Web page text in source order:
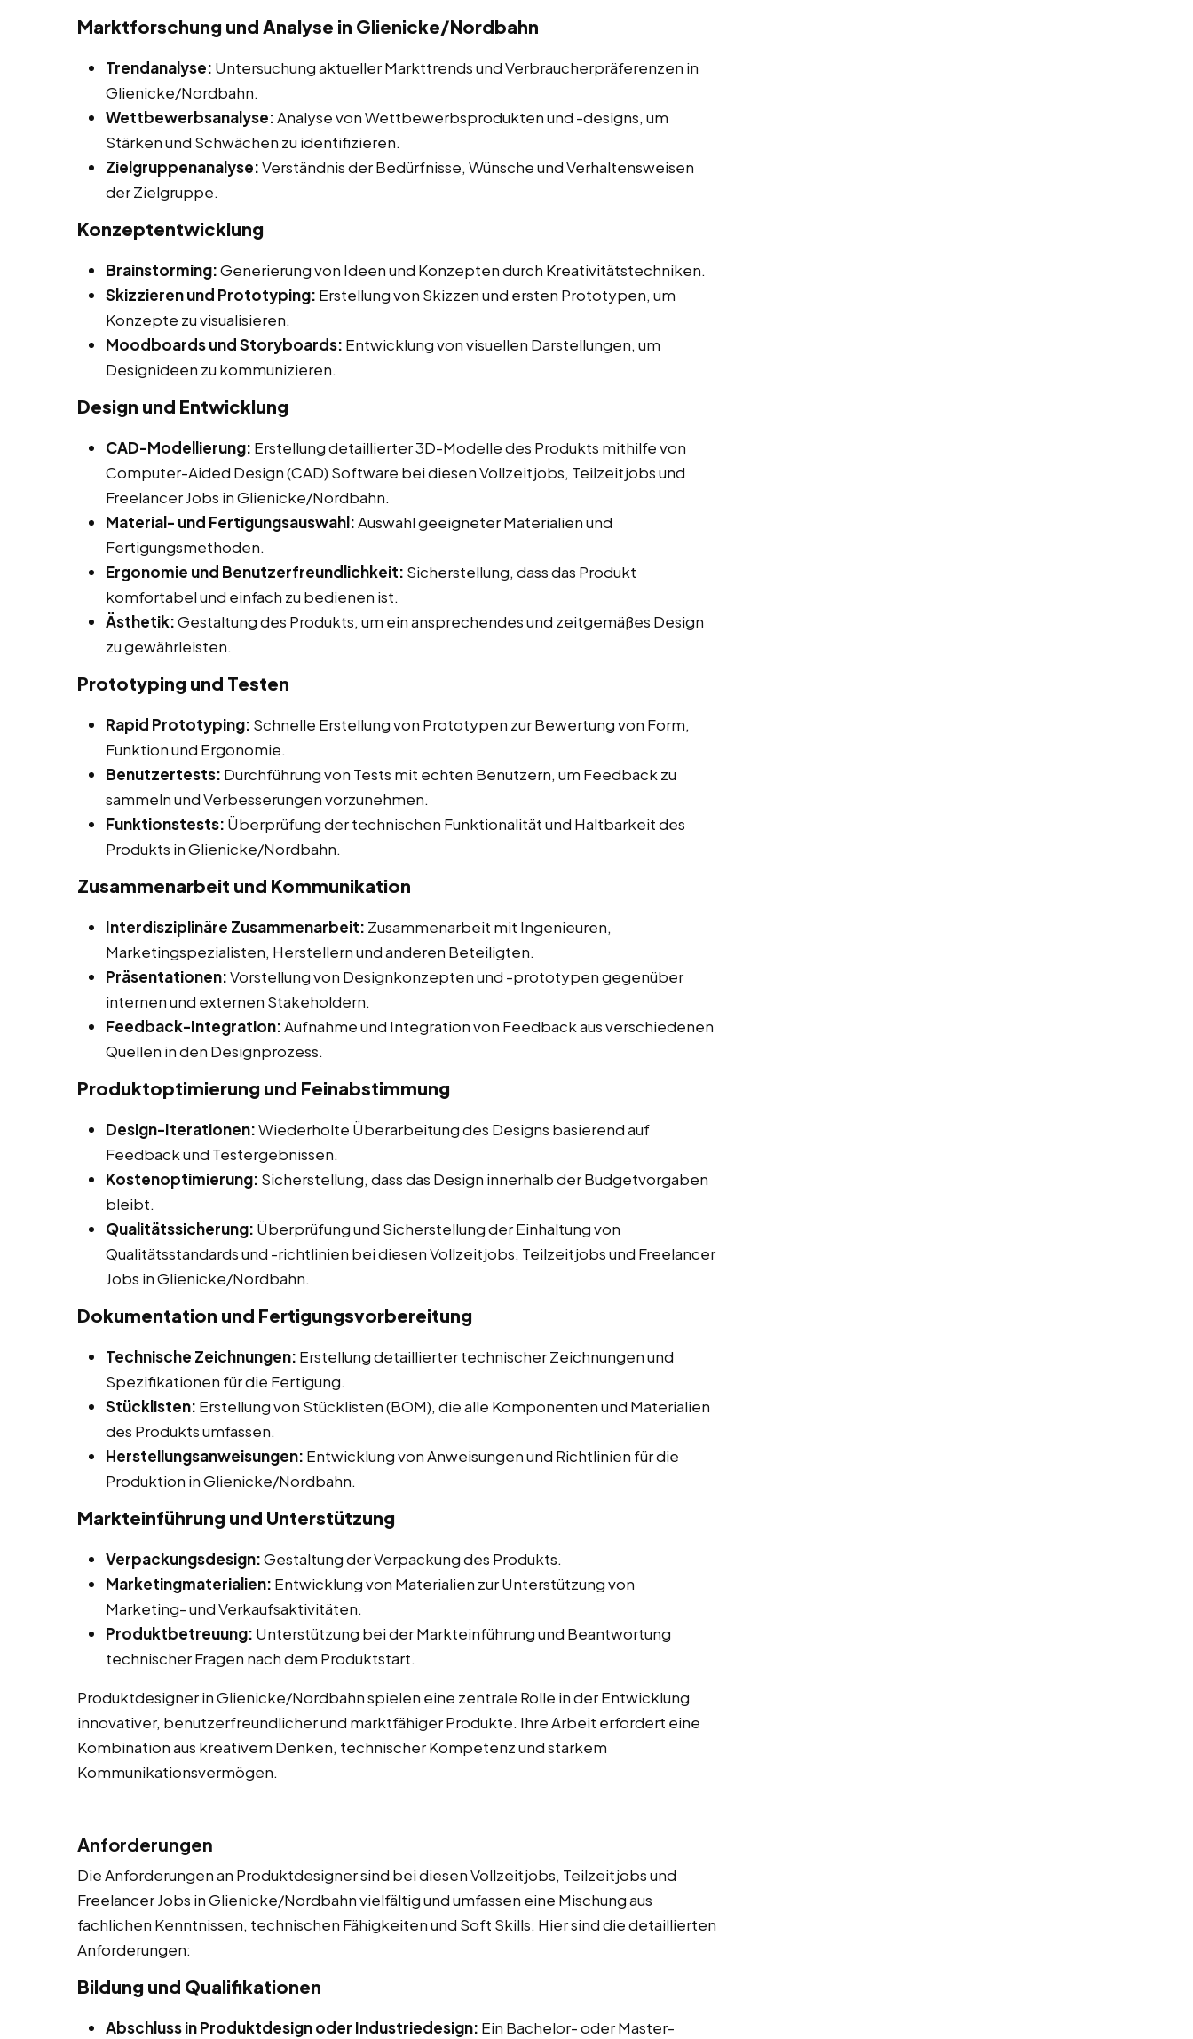
Marktforschung und Analyse in Glienicke/Nordbahn
Trendanalyse: Untersuchung aktueller Markttrends und Verbraucherpräferenzen in
Glienicke/Nordbahn.
Wettbewerbsanalyse:Analyse von Wettbewerbsprodukten und -designs, um
Stärken und Schwächen zu identifizieren.
Zielgruppenanalyse:Verständnis der Bedürfnisse, Wünsche und Verhaltensweisen
der Zielgruppe.
Konzeptentwicklung
Brainstorming:Generierung von Ideen und Konzepten durch Kreativitätstechniken.
Skizzieren und Prototyping: Erstellung von Skizzen und ersten Prototypen, um
Konzepte zu visualisieren.
Moodboards und Storyboards: Entwicklung von visuellen Darstellungen, um
Designideen zu kommunizieren.
Design und Entwicklung
CAD-Modellierung: Erstellung detaillierter 3D-Modelle des Produkts mithilfe von
Computer-Aided Design (CAD) Software bei diesen Vollzeitjobs, Teilzeitjobs und
Freelancer Jobs in Glienicke/Nordbahn.
Material- und Fertigungsauswahl:Auswahl geeigneter Materialien und
Fertigungsmethoden.
Ergonomie und Benutzerfreundlichkeit: Sicherstellung, dass das Produkt
komfortabel und einfach zu bedienen ist.
Ästhetik:Gestaltung des Produkts, um ein ansprechendes und zeitgemäßes Design
zu gewährleisten.
Prototyping und Testen
Rapid Prototyping: Schnelle Erstellung von Prototypen zur Bewertung von Form,
Funktion und Ergonomie.
Benutzertests: Durchführung von Tests mit echten Benutzern, um Feedback zu
sammeln und Verbesserungen vorzunehmen.
Funktionstests: Überprüfung der technischen Funktionalität und Haltbarkeit des
Produkts in Glienicke/Nordbahn.
Zusammenarbeit und Kommunikation
Interdisziplinäre Zusammenarbeit: Zusammenarbeit mit Ingenieuren,
Marketingspezialisten, Herstellern und anderen Beteiligten.
Präsentationen:Vorstellung von Designkonzepten und -prototypen gegenüber
internen und externen Stakeholdern.
Feedback-Integration:Aufnahme und Integration von Feedback aus verschiedenen
Quellen in den Designprozess.
Produktoptimierung und Feinabstimmung
Design-Iterationen:Wiederholte Überarbeitung des Designs basierend auf
Feedback und Testergebnissen.
Kostenoptimierung: Sicherstellung, dass das Design innerhalb der Budgetvorgaben
bleibt.
Qualitätssicherung: Überprüfung und Sicherstellung der Einhaltung von
Qualitätsstandards und -richtlinien bei diesen Vollzeitjobs, Teilzeitjobs und Freelancer
Jobs in Glienicke/Nordbahn.
Dokumentation und Fertigungsvorbereitung
Technische Zeichnungen: Erstellung detaillierter technischer Zeichnungen und
Spezifikationen für die Fertigung.
Stücklisten: Erstellung von Stücklisten (BOM), die alle Komponenten und Materialien
des Produkts umfassen.
Herstellungsanweisungen: Entwicklung von Anweisungen und Richtlinien für die
Produktion in Glienicke/Nordbahn.
Markteinführung und Unterstützung
Verpackungsdesign:Gestaltung der Verpackung des Produkts.
Marketingmaterialien: Entwicklung von Materialien zur Unterstützung von
Marketing- und Verkaufsaktivitäten.
Produktbetreuung: Unterstützung bei der Markteinführung und Beantwortung
technischer Fragen nach dem Produktstart.
Produktdesigner in Glienicke/Nordbahn spielen eine zentrale Rolle in der Entwicklung
innovativer, benutzerfreundlicher und marktfähiger Produkte. Ihre Arbeit erfordert eine
Kombination aus kreativem Denken, technischer Kompetenz und starkem
Kommunikationsvermögen.
Anforderungen
Die Anforderungen an Produktdesigner sind bei diesen Vollzeitjobs, Teilzeitjobs und
Freelancer Jobs in Glienicke/Nordbahn vielfältig und umfassen eine Mischung aus
fachlichen Kenntnissen, technischen Fähigkeiten und Soft Skills. Hier sind die detaillierten
Anforderungen:
Bildung und Qualifikationen
Abschluss in Produktdesign oder Industriedesign: Ein Bachelor- oder Master-